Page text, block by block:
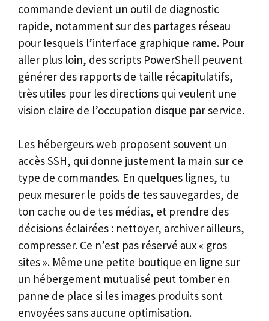
commande devient un outil de diagnostic
rapide, notamment sur des partages réseau
pour lesquels l’interface graphique rame. Pour
aller plus loin, des scripts PowerShell peuvent
générer des rapports de taille récapitulatifs,
très utiles pour les directions qui veulent une
vision claire de l’occupation disque par service.
Les hébergeurs web proposent souvent un
accès SSH, qui donne justement la main sur ce
type de commandes. En quelques lignes, tu
peux mesurer le poids de tes sauvegardes, de
ton cache ou de tes médias, et prendre des
décisions éclairées : nettoyer, archiver ailleurs,
compresser. Ce n’est pas réservé aux « gros
sites ». Même une petite boutique en ligne sur
un hébergement mutualisé peut tomber en
panne de place si les images produits sont
envoyées sans aucune optimisation.